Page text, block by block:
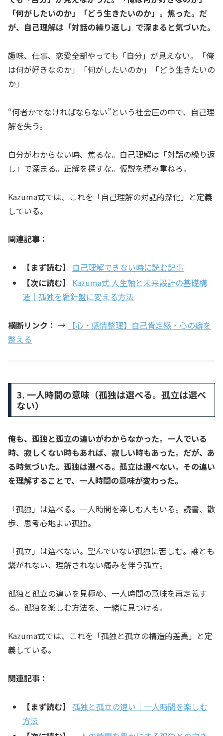
「何がしたいのか」「どう生きたいのか」。焦った。だ
が、自己理解は「対話の繰り返し」で深まると気づいた。
趣味、仕事、恋愛――全部やっても「自分」が見えない。「俺
は何が好きなのか」「何がしたいのか」「どう生きたいの
か」
“何者かでなければならない”という社会圧の中で、自己理
解を失う。
自分がわからない時、焦るな。自己理解は「対話の繰り返
し」で深まる。正解を探すな。仮説を積み重ねろ。
Kazuma式では、これを「自己理解の対話的深化」と定義
している。
関連記事：
【まず読む】
自己理解できない時に読む記事
【次に読む】
Kazuma式 人生軸と未来設計の基礎構
造｜孤独を羅針盤に変える方法
横断リンク： → 【心・感情整理】自己肯定感・心の癖を
整える
3. 一人時間の意味（孤独は選べる。孤立は選べ
ない）
俺も、孤独と孤立の違いがわからなかった。一人でいる
時、寂しくない時もあれば、寂しい時もあった。だが、あ
る時気づいた。孤独は選べる。孤立は選べない。その違い
を理解することで、一人時間の意味が変わった。
「孤独」は選べる。一人時間を楽しむ人もいる。読書、散
歩、思考――心地よい孤独。
「孤立」は選べない。望んでいない孤独に苦しむ。誰とも
繋がれない、理解されない――痛みを伴う孤立。
孤独と孤立の違いを見極め、一人時間の意味を再定義す
る。孤独を楽しむ方法を、一緒に見つける。
Kazuma式では、これを「孤独と孤立の構造的差異」と定
義している。
関連記事：
【まず読む】 孤独と孤立の違い｜一人時間を楽しむ
方法